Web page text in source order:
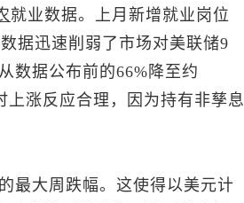
就业数据。上月新增就业岗位
据迅速削弱了市场对美联储9
数据公布前的66%降至约
上涨反应合理，因为持有非孳息
最大周跌幅。这使得以美元计